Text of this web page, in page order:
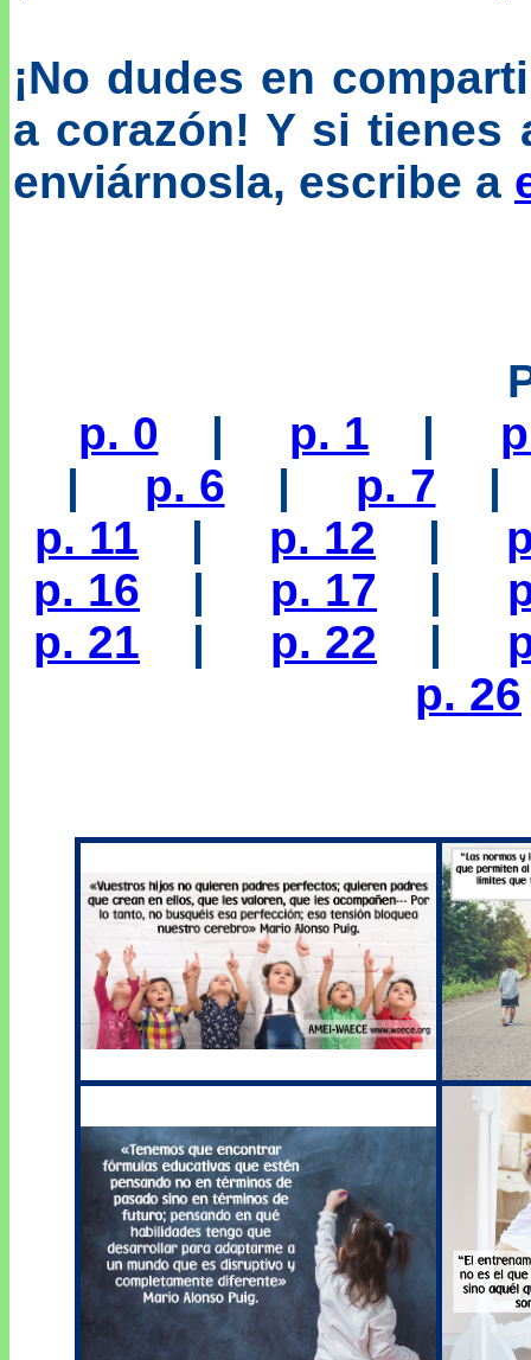
¡No dudes en
a corazón! Y si tienes
enviárnosla, escribe a
p. 0 | p. 1 |
| p. 6 | p. 7
p. 11 | p. 12 |
p. 16 | p. 17 |
p. 21 | p. 22 |
p. 26